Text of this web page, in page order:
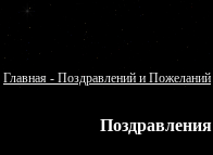
Главная - Поздравлений и Пожеланий
Поздравления